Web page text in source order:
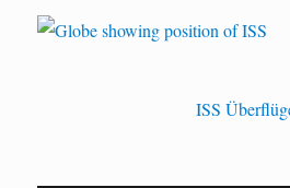
ISS